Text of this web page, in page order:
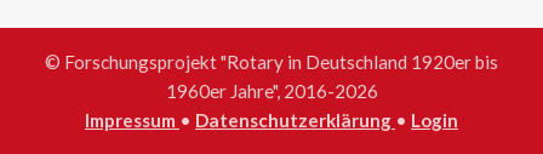
© Forschungsprojekt "Rotary in Deutschland 1920er bis
1960er Jahre", 2016-2026
Impressum • Datenschutzerklärung • Login